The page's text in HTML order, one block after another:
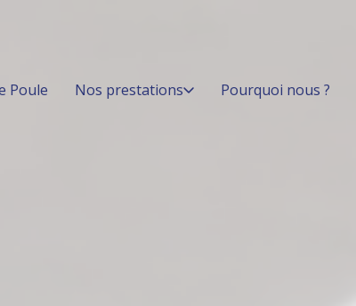
Poule Nos prestations Pourquoi nous ?